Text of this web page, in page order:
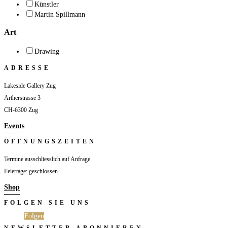
Künstler
Martin Spillmann
Art
Drawing
ADRESSE
Lakeside Gallery Zug
Artherstrasse 3
CH-6300 Zug
Events
ÖFFNUNGSZEITEN
Termine ausschliesslich auf Anfrage
Feiertage: geschlossen
Shop
FOLGEN SIE UNS
Folgen